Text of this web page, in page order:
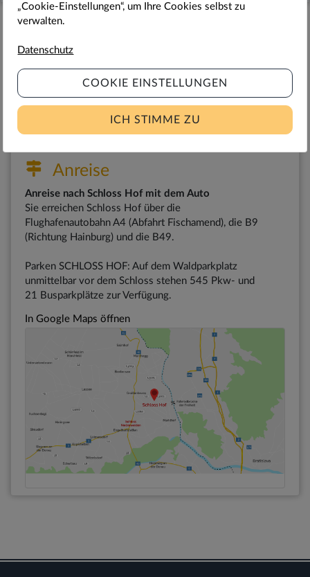
Schloss Hof
Schlosshof 1
www.schlosshof.at
Anreise
Anreise nach Schloss Hof mit dem Auto
Sie erreichen Schloss Hof über die
Flughafenautobahn A4 (Abfahrt Fischamend), die B9
(Richtung Hainburg) und die B49.
Parken SCHLOSS HOF: Auf dem Waldparkplatz
unmittelbar vor dem Schloss stehen 545 Pkw- und
21 Busparkplätze zur Verfügung.
In Google Maps öffnen
„Cookie-Einstellungen“, um Ihre Cookies selbst zu
verwalten.
Datenschutz
COOKIE EINSTELLUNGEN
ICH STIMME ZU